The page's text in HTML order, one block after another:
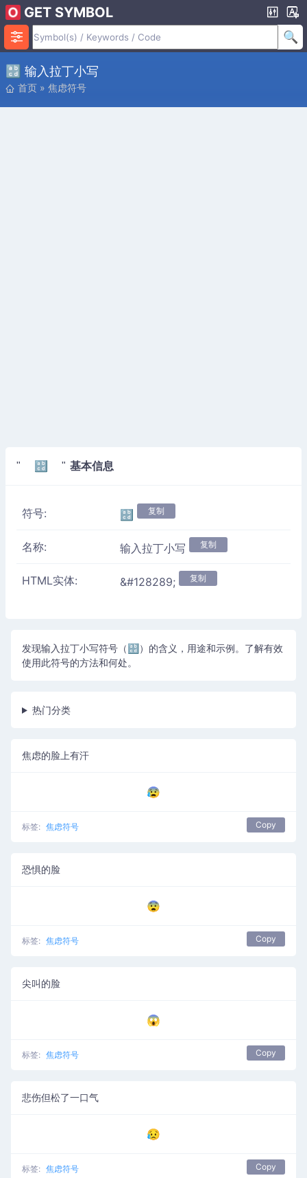
GET SYMBOL
🔡 输入拉丁小写
首页 » 焦虑符号
" 🔡 " 基本信息
符号: 🔡 复制
名称: 输入拉丁小写 复制
HTML实体: &#128289; 复制
发现输入拉丁小写符号（🔡）的含义，用途和示例。了解有效
使用此符号的方法和何处。
热门分类
焦虑的脸上有汗
😰
标签: 焦虑符号 Copy
恐惧的脸
😨
标签: 焦虑符号 Copy
尖叫的脸
😱
标签: 焦虑符号 Copy
悲伤但松了一口气
😥
标签: 焦虑符号 Copy